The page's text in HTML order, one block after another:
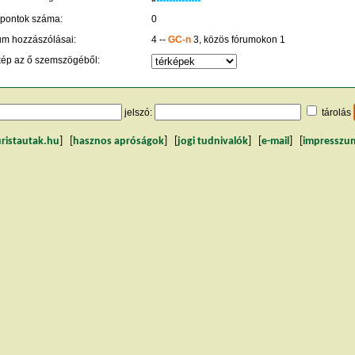
pontok száma:
0
hozzászólásai:
4 -- GC-n3, közös fórumokon 1
az ő szemszögéből:
jelszó: tárolás
hasznos apróságok jogi tudnivalók e-mail